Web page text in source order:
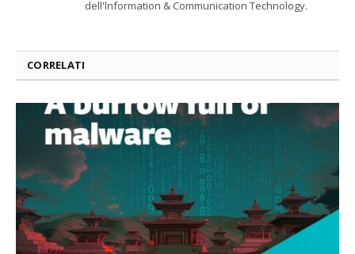
dell'lnformation & Communication Technology.
CORRELATI